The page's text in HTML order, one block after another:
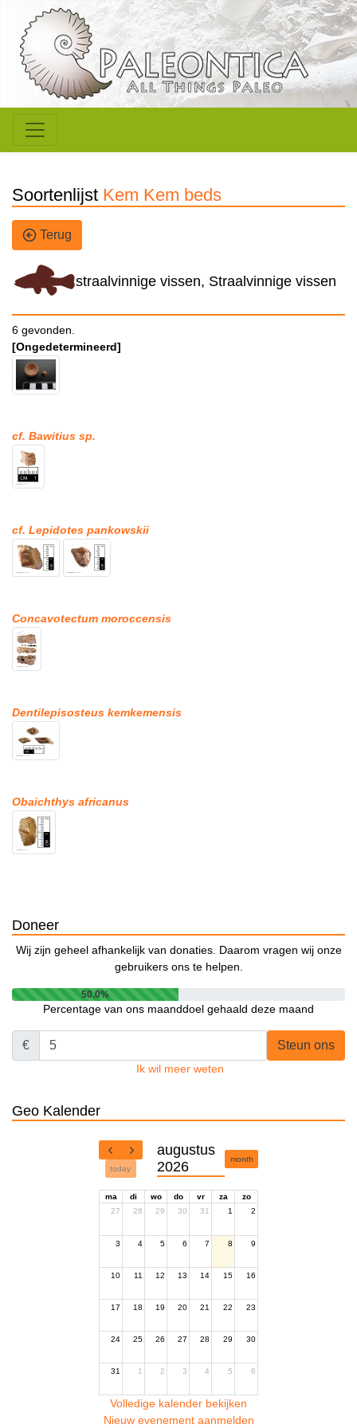
Soortenlijst Kem Kem beds
Terug
straalvinnige vissen, Straalvinnige vissen
6 gevonden.
[Ongedetermineerd]
cf. Bawitius sp.
cf. Lepidotes pankowskii
Concavotectum moroccensis
Dentilepisosteus kemkemensis
Obaichthys africanus
Doneer
Wij zijn geheel afhankelijk van donaties. Daarom vragen wij onze
gebruikers ons te helpen.
50.0%
Percentage van ons maanddoel gehaald deze maand
€ Steun ons
Ik wil meer weten
Geo Kalender
today
augustus
2026
month
ma di wo do vr za
zo
27
28 29 30 31 1 2
3 4 5 6 7 8 9
10 11 12 13 14 15 16
17 18 19 20 21 22 23
24 25 26 27 28 29 30
31 1 2 3 4 5 6
Volledige kalender bekijken
Nieuw evenement aanmelden